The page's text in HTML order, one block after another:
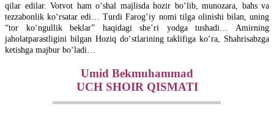
qilar edilar. Votvot ham oʻshal majlisda hozir boʻlib, munozara, bahs va
tezzabonlik koʻrsatar edi… Turdi Farogʻiy nomi tilga olinishi bilan, uning
“tor koʻngullik beklar” haqidagi sheʼri yodga tushadi… Amirning
jaholatparastligini bilgan Hoziq doʻstlarining taklifiga koʻra, Shahrisabzga
ketishga majbur boʻladi…
Umid Bekmuhammad
UCH SHOIR QISMATI